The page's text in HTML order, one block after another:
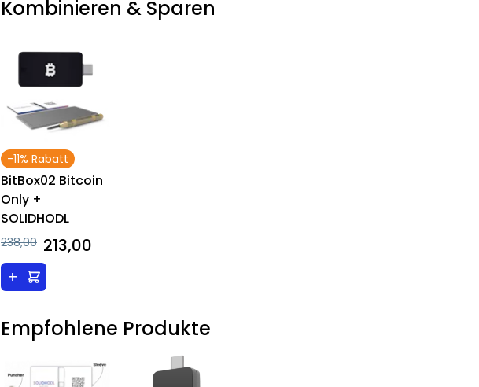
Kombinieren & Sparen
-11% Rabatt
BitBox02 Bitcoin
Only +
SOLIDHODL
238,00 213,00
+
Empfohlene Produkte